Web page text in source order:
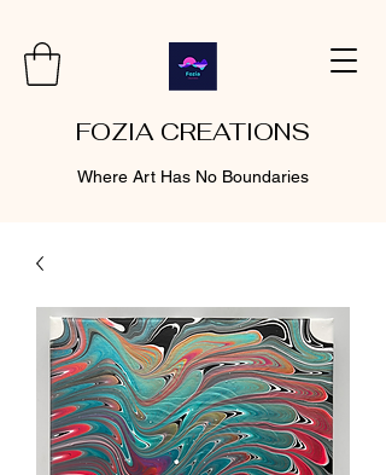
FOZIA CREATIONS
Where Art Has No Boundaries